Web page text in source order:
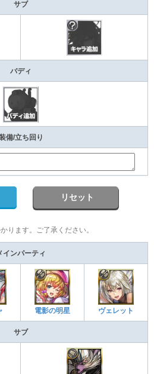
サブ
バディ
備/立ち回り
リセット
ります。ご了承ください。
インパーティ
電影の明星 ヴェレット
サブ